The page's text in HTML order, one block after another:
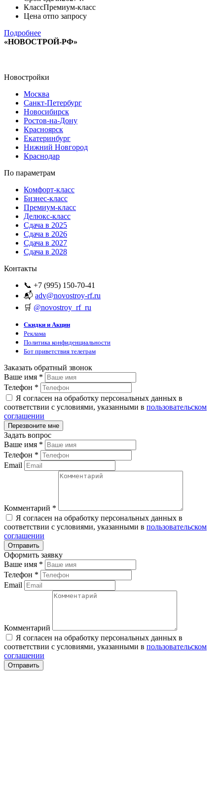
КлассПремиум-класс
Цена отпо запросу
Подробнее
«НОВОСТРОЙ-РФ»
Новостройки
Москва
Санкт-Петербург
Новосибирск
Ростов-на-Дону
Красноярск
Екатеринбург
Нижний Новгород
Краснодар
По параметрам
Комфорт-класс
Бизнес-класс
Премиум-класс
Делюкс-класс
Сдача в 2025
Сдача в 2026
Сдача в 2027
Сдача в 2028
Контакты
📞 +7 (995) 150-70-41
📬 adv@novostroy-rf.ru
🛒 @novostroy_rf_ru
Скидки и Акции
Реклама
Политика конфиденциальности
Бот приветствия телеграм
Заказать обратный звонок
Ваше имя *
Телефон *
Я согласен на обработку персональных данных в
соответствии с условиями, указанными в пользовательском
соглашении
Задать вопрос
Ваше имя *
Телефон *
Email
Комментарий *
Я согласен на обработку персональных данных в
соответствии с условиями, указанными в пользовательском
соглашении
Оформить заявку
Ваше имя *
Телефон *
Email
Комментарий
Я согласен на обработку персональных данных в
соответствии с условиями, указанными в пользовательском
соглашении